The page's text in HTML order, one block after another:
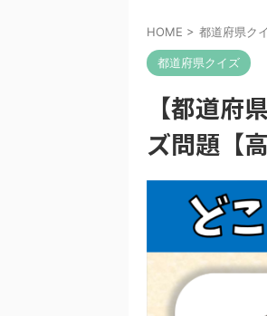
HOME > 都道府県ク
都道府県クイズ
【都道府
ズ問題【